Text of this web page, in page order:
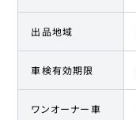
出品地域
車検有効期限
ワンオーナー車